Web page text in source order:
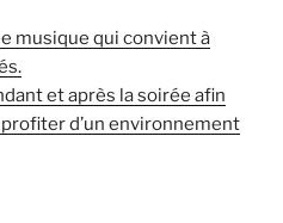
musique qui convient à
et après la soirée afin
d’un environnement